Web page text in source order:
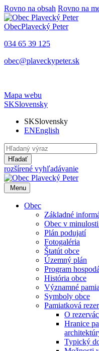
Rovno na obsah Rovno na
ObecPlavecký Peter
034 65 39 125
obec@plaveckypeter.sk
Mapa webu
SKSlovensky
SKSlovensky
ENEnglish
Hľadať
rozšírené vyhľadávanie
Menu
Obec
Základné
Obec v minulosti
Plán podujatí
Fotogaléria
Štatút obce
Územný plán
Program
História obce
Významné
Symboly obce
Pamiatková
O
Hranice
Typický